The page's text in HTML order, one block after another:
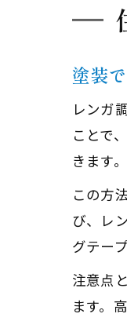
塗装
レンガ
ことで
きます。
この方
び、レ
グテー
注意点
ます。